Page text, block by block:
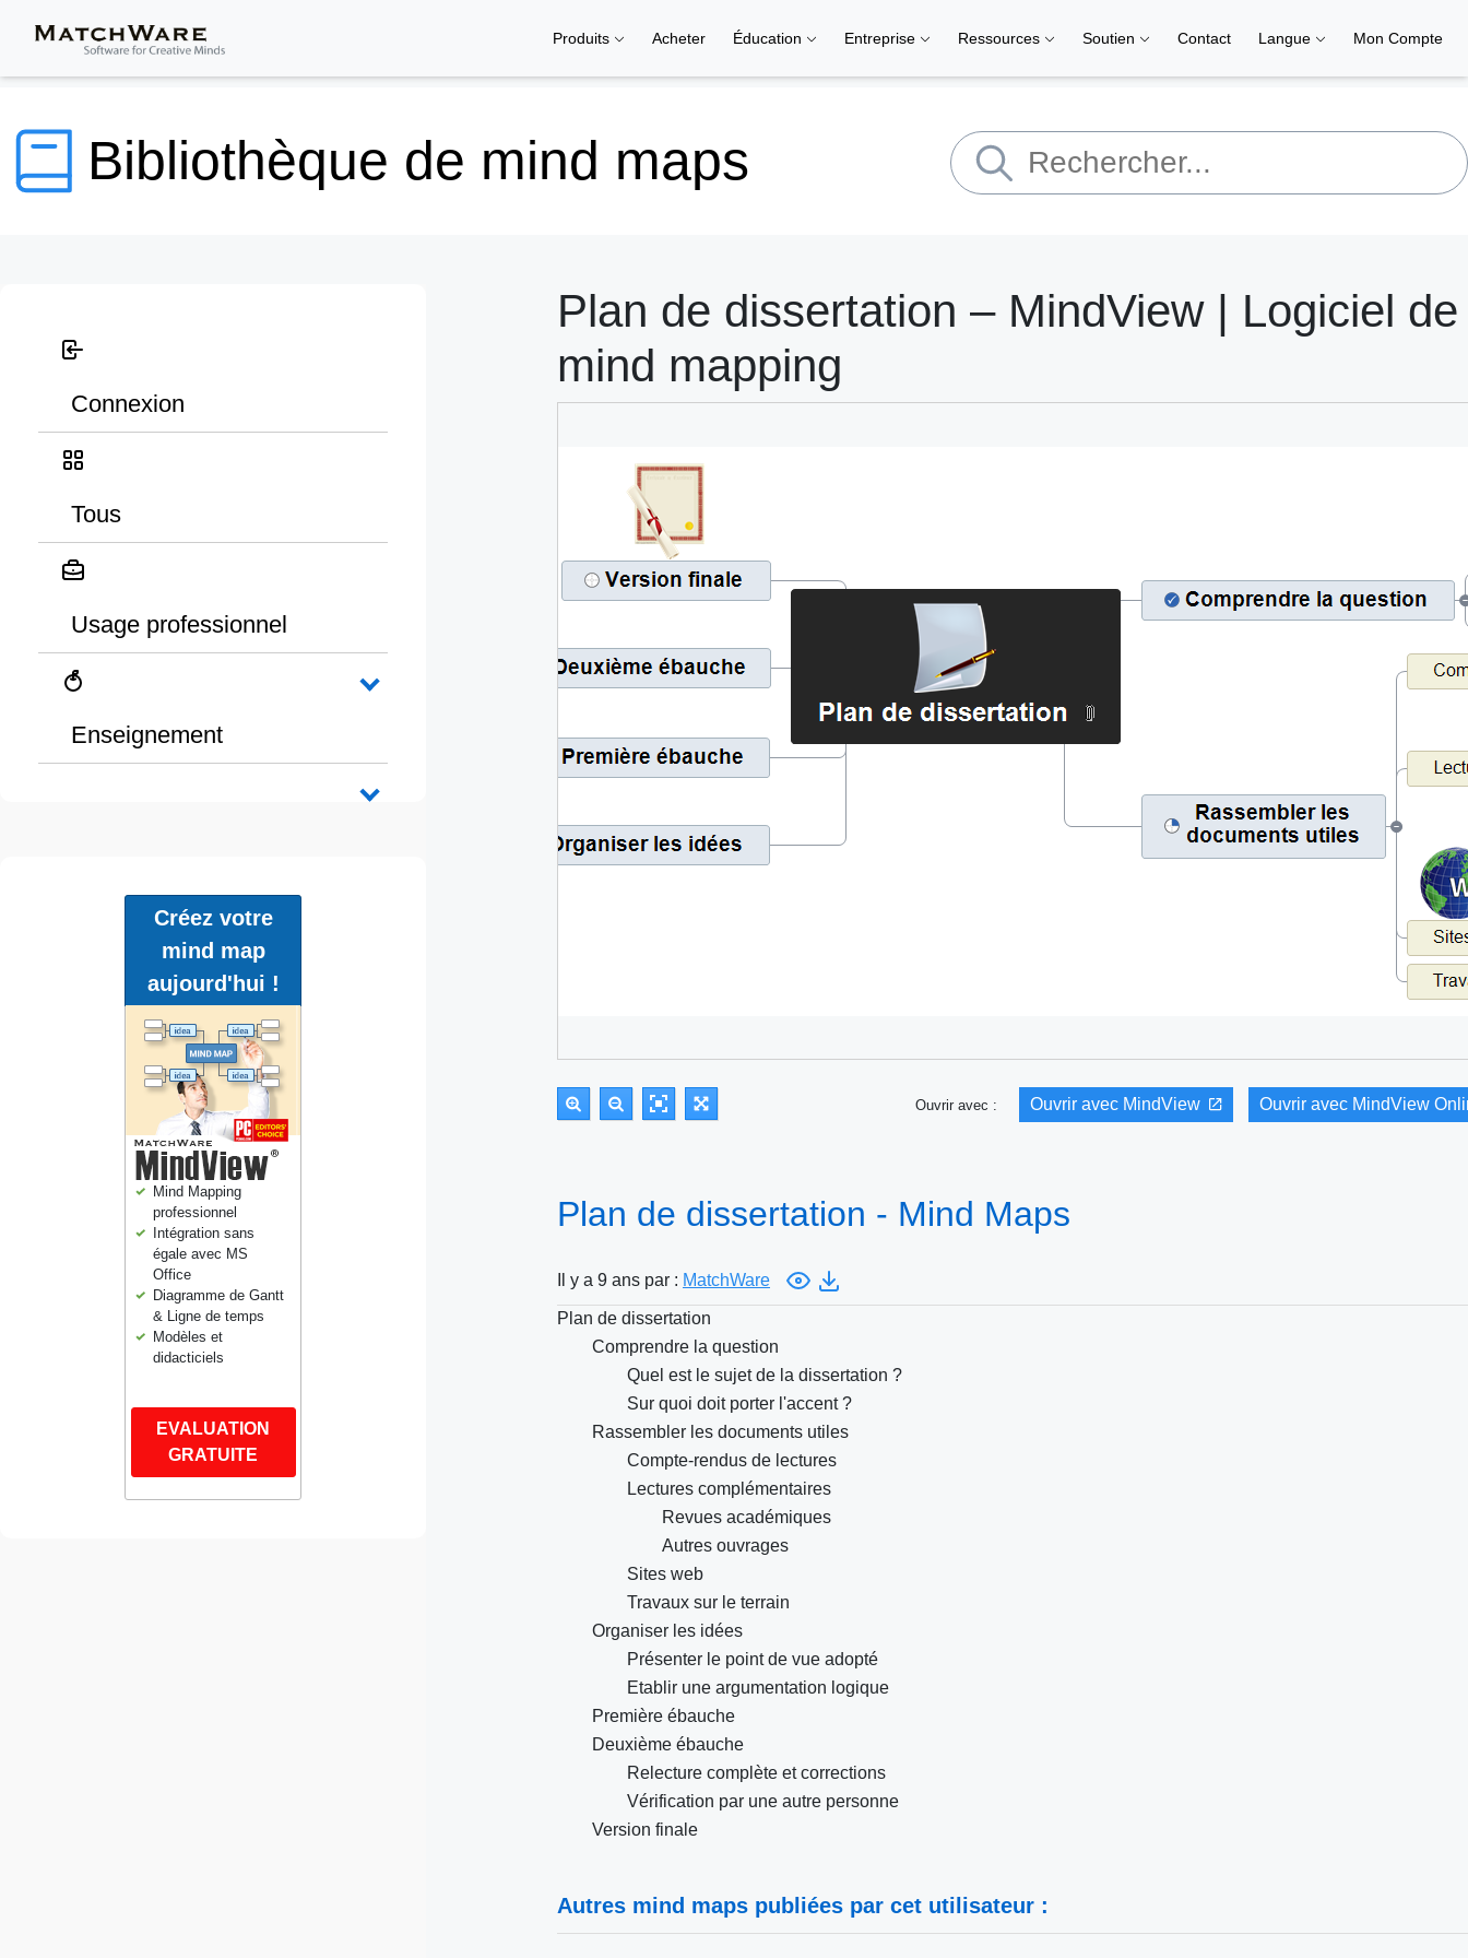
Produits Acheter Éducation Entreprise Ressources Soutien Contact Langue Mon Compte
Bibliothèque de mind maps
Connexion
Tous
Usage professionnel
Enseignement
Créez votre
mind map
aujourd'hui !
Mind Mapping
professionnel
Intégration sans
égale avec MS
Office
Diagramme de Gantt
& Ligne de temps
Modèles et
didacticiels
EVALUATION
GRATUITE
Plan de dissertation – MindView | Logiciel de
mind mapping
Ouvrir avec : Ouvrir avec MindView Ouvrir avec MindView
Plan de dissertation - Mind Maps
Il y a 9 ans par : MatchWare
Plan de dissertation
Comprendre la question
Quel est le sujet de la dissertation ?
Sur quoi doit porter l'accent ?
Rassembler les documents utiles
Compte-rendus de lectures
Lectures complémentaires
Revues académiques
Autres ouvrages
Sites web
Travaux sur le terrain
Organiser les idées
Présenter le point de vue adopté
Etablir une argumentation logique
Première ébauche
Deuxième ébauche
Relecture complète et corrections
Vérification par une autre personne
Version finale
Autres mind maps publiées par cet utilisateur :